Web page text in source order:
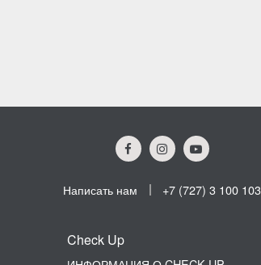
Написать нам +7 (727) 3 100 103
Check Up